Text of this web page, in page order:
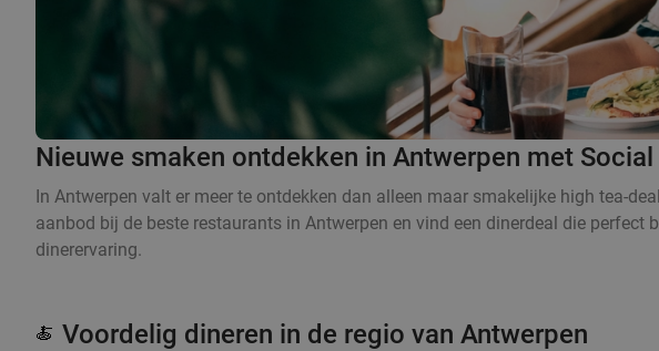
Nieuwe smaken ontdekken in Antwerpen met Social
In Antwerpen valt er meer te ontdekken dan alleen maar smakelijke high tea-
aanbod bij de beste restaurants in Antwerpen en vind een dinerdeal die
dinerervaring.
🍝 Voordelig dineren in de regio van Antwerpen